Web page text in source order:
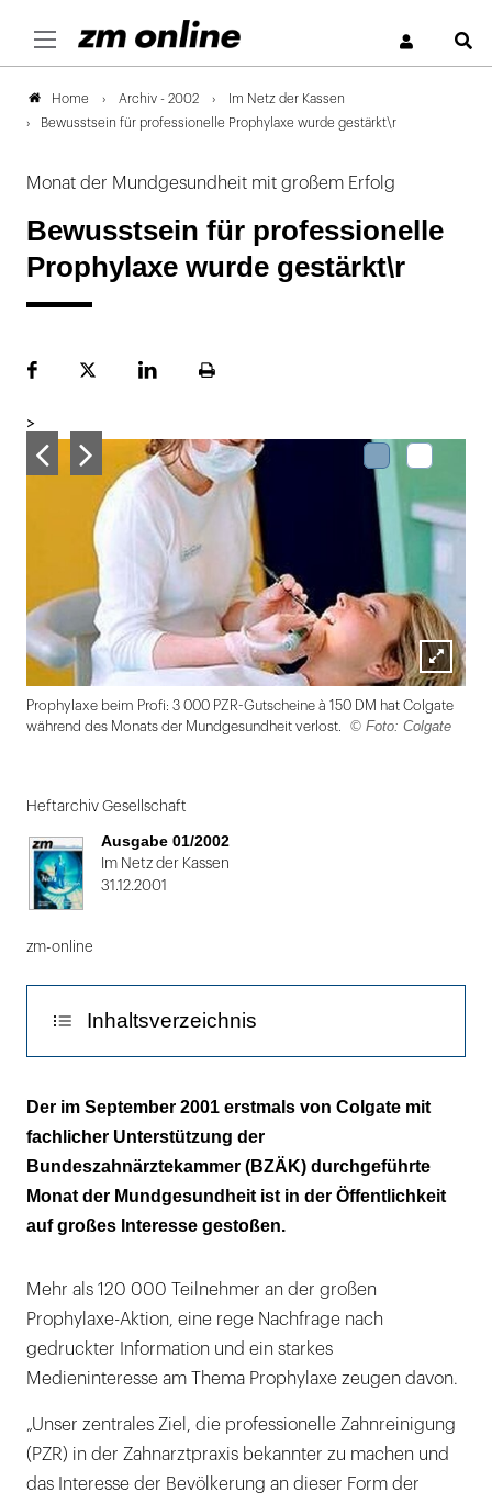
Home Archiv - 2002
Im Netz der Kassen
Bewusstsein für professionelle Prophylaxe wurde gestärkt\r
Monat der Mundgesundheit mit großem Erfolg
Bewusstsein für professionelle
Prophylaxe wurde gestärkt\r
FacebookPlattformLinekdInSeite
>
Lightbox
öffnen
Prophylaxe beim Profi: 3 000 PZR-Gutscheine à 150 DM hat Colgate
während des Monats der Mundgesundheit verlost.
© Foto: Colgate
1
von
Heftarchiv Gesellschaft
Ausgabe 01/2002
Im Netz der Kassen
31.12.2001
zm-online
Inhaltsverzeichnis
Hohe Beteiligung
PZR kein Fremdwort mehr
Der im September 2001 erstmals von Colgate mit
fachlicher Unterstützung der
Bundeszahnärztekammer (BZÄK) durchgeführte
Monat der Mundgesundheit ist in der Öffentlichkeit
auf großes Interesse gestoßen.
Mehr als 120 000 Teilnehmer an der großen
Prophylaxe-Aktion, eine rege Nachfrage nach
gedruckter Information und ein starkes
Medieninteresse am Thema Prophylaxe zeugen davon.
„Unser zentrales Ziel, die professionelle Zahnreinigung
(PZR) in der Zahnarztpraxis bekannter zu machen und
das Interesse der Bevölkerung an dieser Form der